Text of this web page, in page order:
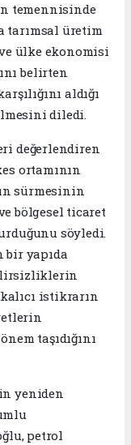
temennisinde
tarımsal üretim
ülke ekonomisi
belirten
aldığı
diledi.
değerlendiren
ortamının
sürmesinin
bölgesel ticaret
söyledi.
bir yapıda
istikrarın
taşıdığını
yeniden
petrol